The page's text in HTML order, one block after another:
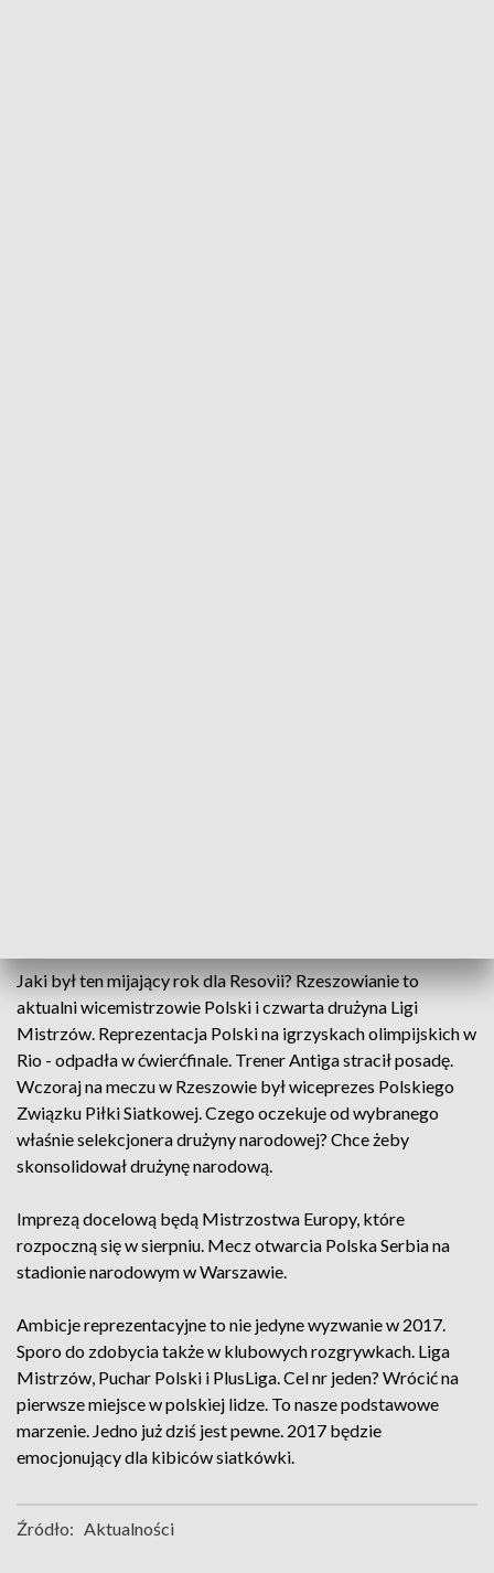
Jaki był ten mijający rok dla Resovii? Rzeszowianie to
aktualni wicemistrzowie Polski i czwarta drużyna Ligi
Mistrzów. Reprezentacja Polski na igrzyskach olimpijskich w
Rio - odpadła w ćwierćfinale. Trener Antiga stracił posadę.
Wczoraj na meczu w Rzeszowie był wiceprezes Polskiego
Związku Piłki Siatkowej. Czego oczekuje od wybranego
właśnie selekcjonera drużyny narodowej? Chce żeby
skonsolidował drużynę narodową.
Imprezą docelową będą Mistrzostwa Europy, które
rozpoczną się w sierpniu. Mecz otwarcia Polska Serbia na
stadionie narodowym w Warszawie.
Ambicje reprezentacyjne to nie jedyne wyzwanie w 2017.
Sporo do zdobycia także w klubowych rozgrywkach. Liga
Mistrzów, Puchar Polski i PlusLiga. Cel nr jeden? Wrócić na
pierwsze miejsce w polskiej lidze. To nasze podstawowe
marzenie. Jedno już dziś jest pewne. 2017 będzie
emocjonujący dla kibiców siatkówki.
Źródło: Aktualności